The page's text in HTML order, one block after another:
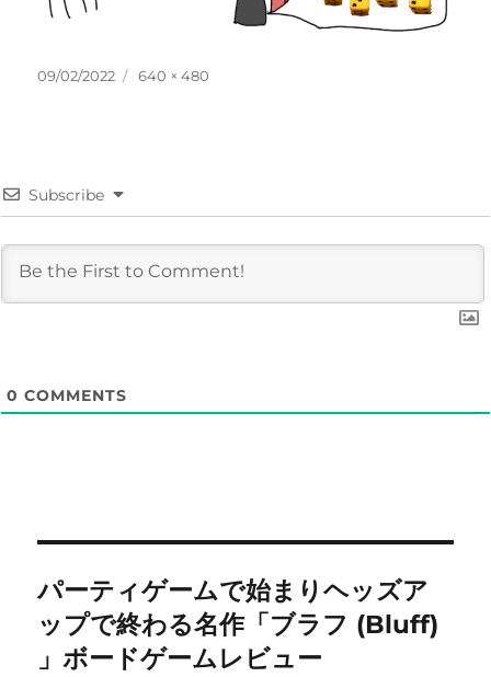
投
09/02/2022
フ
640 × 480
Subscribe
0 COMMENTS
稿
ナ
パーティゲームで始まりヘッズア
ップで終わる名作「ブラフ (Bluff)
」ボードゲームレビュー